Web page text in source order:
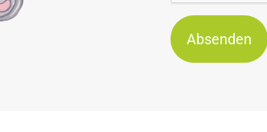
Absenden